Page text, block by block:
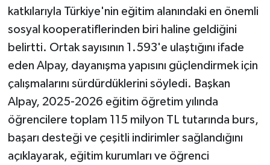
katkılarıyla Türkiye'nin eğitim alanındaki en önemli
sosyal kooperatiflerinden biri haline geldiğini
belirtti. Ortak sayısının 1.593'e ulaştığını ifade
eden Alpay, dayanışma yapısını güçlendirmek için
çalışmalarını sürdürdüklerini söyledi. Başkan
Alpay, 2025-2026 eğitim öğretim yılında
öğrencilere toplam 115 milyon TL tutarında burs,
başarı desteği ve çeşitli indirimler sağlandığını
açıklayarak, eğitim kurumları ve öğrenci